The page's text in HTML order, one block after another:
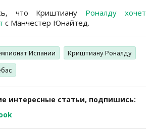
что Криштиану Роналду хочет
с Манчестер Юнайтед.
Испании
Криштиану Роналду
интересные статьи, подпишись: